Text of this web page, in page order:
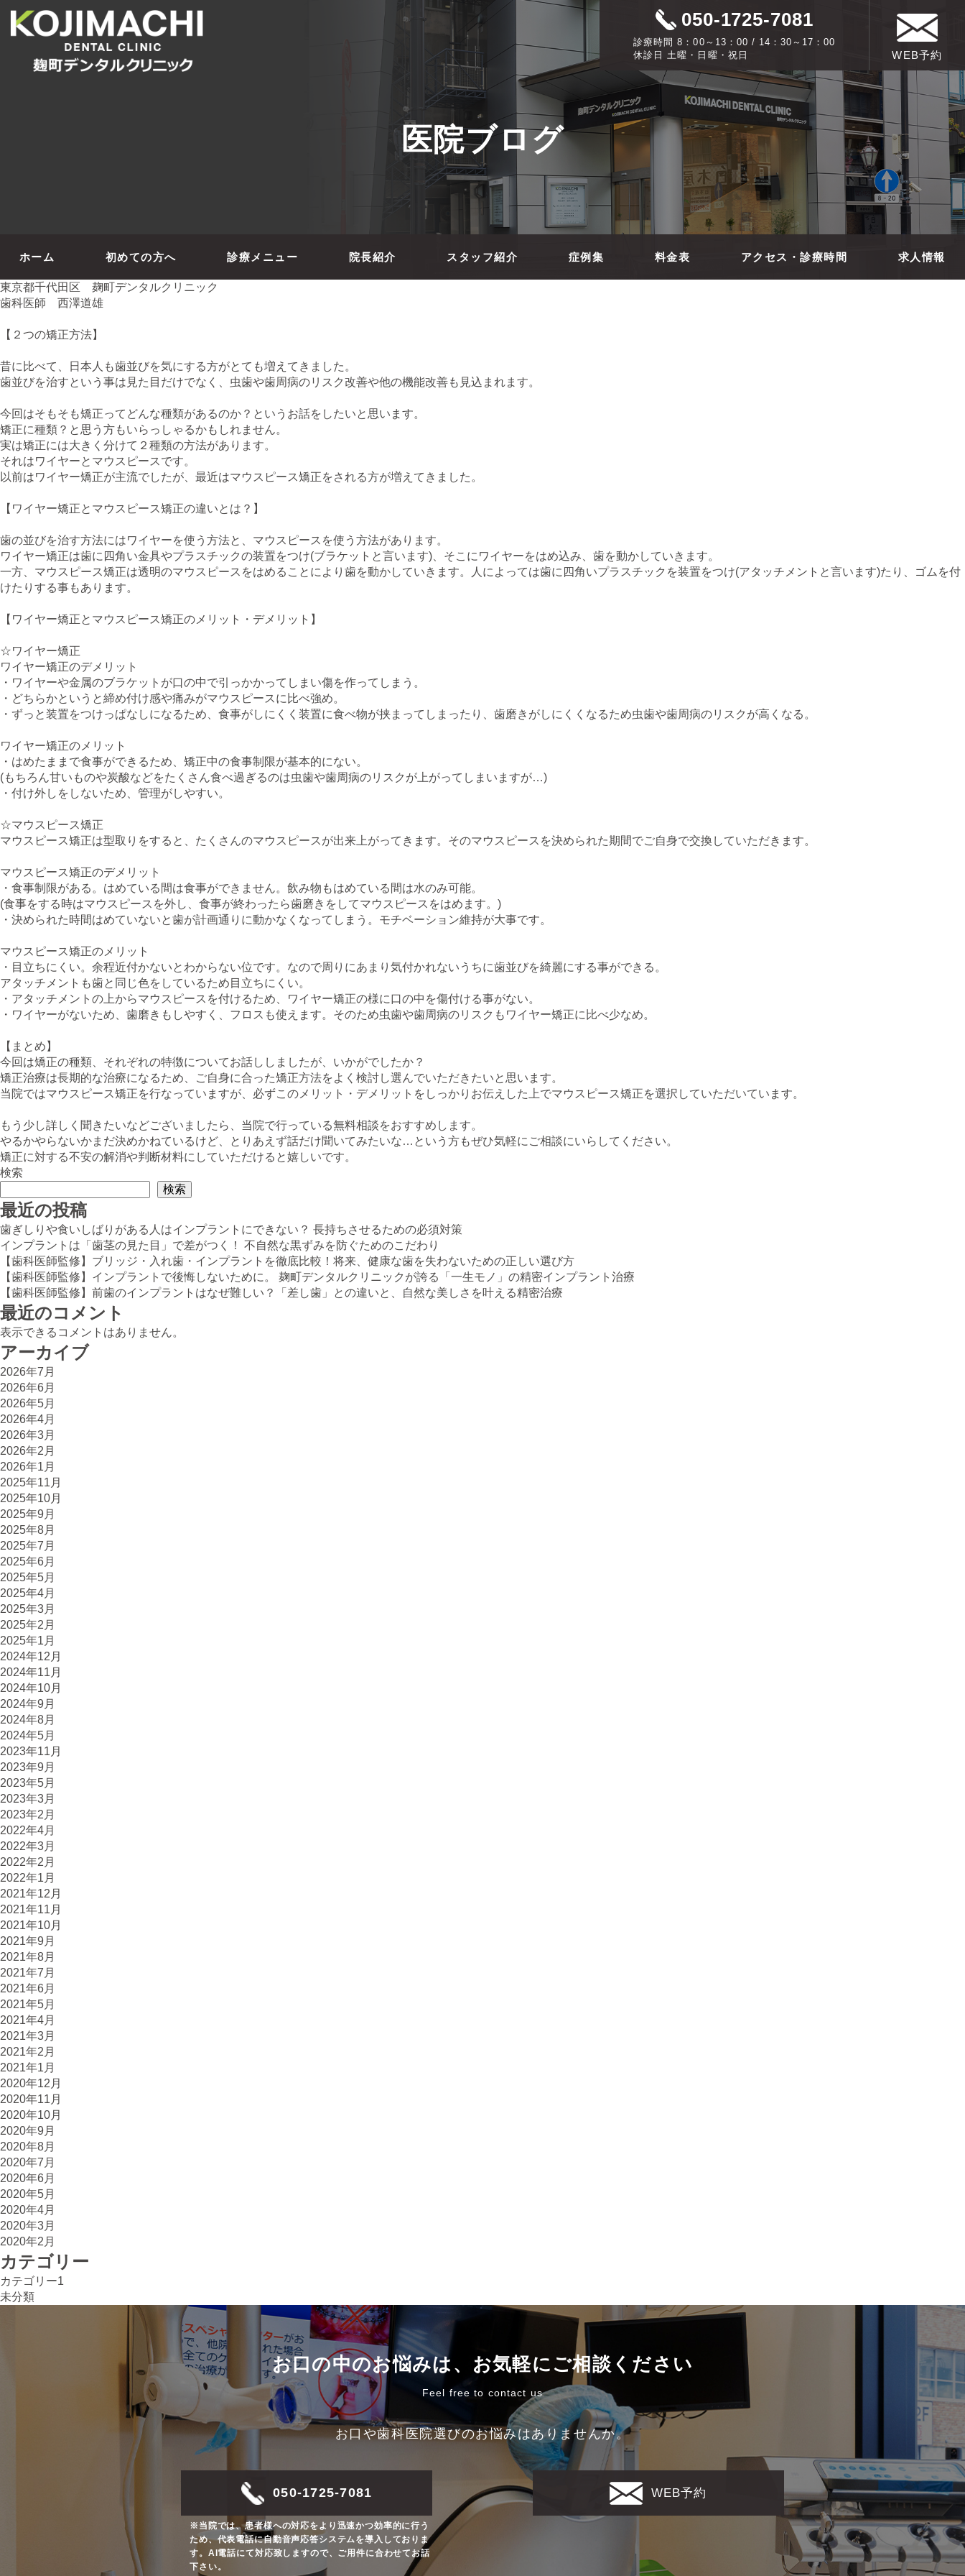
050-1725-7081
診療時間 8：00～13：00 / 14：30～17：00
休診日 土曜・日曜・祝日
WEB予約
医院ブログ
ホーム 初めての方へ 診療メニュー 院長紹介 スタッフ紹介 症例集 料金表 アクセス・診療時間 求人情報
東京都千代田区 麹町デンタルクリニック
歯科医師 西澤道雄
【２つの矯正方法】
昔に比べて、日本人も歯並びを気にする方がとても増えてきました。
歯並びを治すという事は見た目だけでなく、虫歯や歯周病のリスク改善や他の機能改善も見込まれます。
今回はそもそも矯正ってどんな種類があるのか？というお話をしたいと思います。
矯正に種類？と思う方もいらっしゃるかもしれません。
実は矯正には大きく分けて２種類の方法があります。
それはワイヤーとマウスピースです。
以前はワイヤー矯正が主流でしたが、最近はマウスピース矯正をされる方が増えてきました。
【ワイヤー矯正とマウスピース矯正の違いとは？】
歯の並びを治す方法にはワイヤーを使う方法と、マウスピースを使う方法があります。
ワイヤー矯正は歯に四角い金具やプラスチックの装置をつけ(ブラケットと言います)、そこにワイヤーをはめ込み、歯を動かしていきます。
一方、マウスピース矯正は透明のマウスピースをはめることにより歯を動かしていきます。人によっては歯に四角いプラスチックを装置をつけ(アタッチメントと言います)たり、ゴムを付
けたりする事もあります。
【ワイヤー矯正とマウスピース矯正のメリット・デメリット】
☆ワイヤー矯正
ワイヤー矯正のデメリット
・ワイヤーや金属のブラケットが口の中で引っかかってしまい傷を作ってしまう。
・どちらかというと締め付け感や痛みがマウスピースに比べ強め。
・ずっと装置をつけっぱなしになるため、食事がしにくく装置に食べ物が挟まってしまったり、歯磨きがしにくくなるため虫歯や歯周病のリスクが高くなる。
ワイヤー矯正のメリット
・はめたままで食事ができるため、矯正中の食事制限が基本的にない。
(もちろん甘いものや炭酸などをたくさん食べ過ぎるのは虫歯や歯周病のリスクが上がってしまいますが…)
・付け外しをしないため、管理がしやすい。
☆マウスピース矯正
マウスピース矯正は型取りをすると、たくさんのマウスピースが出来上がってきます。そのマウスピースを決められた期間でご自身で交換していただきます。
マウスピース矯正のデメリット
・食事制限がある。はめている間は食事ができません。飲み物もはめている間は水のみ可能。
(食事をする時はマウスピースを外し、食事が終わったら歯磨きをしてマウスピースをはめます。)
・決められた時間はめていないと歯が計画通りに動かなくなってしまう。モチベーション維持が大事です。
マウスピース矯正のメリット
・目立ちにくい。余程近付かないとわからない位です。なので周りにあまり気付かれないうちに歯並びを綺麗にする事ができる。
アタッチメントも歯と同じ色をしているため目立ちにくい。
・アタッチメントの上からマウスピースを付けるため、ワイヤー矯正の様に口の中を傷付ける事がない。
・ワイヤーがないため、歯磨きもしやすく、フロスも使えます。そのため虫歯や歯周病のリスクもワイヤー矯正に比べ少なめ。
【まとめ】
今回は矯正の種類、それぞれの特徴についてお話ししましたが、いかがでしたか？
矯正治療は長期的な治療になるため、ご自身に合った矯正方法をよく検討し選んでいただきたいと思います。
当院ではマウスピース矯正を行なっていますが、必ずこのメリット・デメリットをしっかりお伝えした上でマウスピース矯正を選択していただいています。
もう少し詳しく聞きたいなどございましたら、当院で行っている無料相談をおすすめします。
やるかやらないかまだ決めかねているけど、とりあえず話だけ聞いてみたいな…という方もぜひ気軽にご相談にいらしてください。
矯正に対する不安の解消や判断材料にしていただけると嬉しいです。
検索
検索
最近の投稿
歯ぎしりや食いしばりがある人はインプラントにできない？ 長持ちさせるための必須対策
インプラントは「歯茎の見た目」で差がつく！ 不自然な黒ずみを防ぐためのこだわり
【歯科医師監修】ブリッジ・入れ歯・インプラントを徹底比較！将来、健康な歯を失わないための正しい選び方
【歯科医師監修】インプラントで後悔しないために。 麹町デンタルクリニックが誇る「一生モノ」の精密インプラント治療
【歯科医師監修】前歯のインプラントはなぜ難しい？「差し歯」との違いと、自然な美しさを叶える精密治療
最近のコメント
表示できるコメントはありません。
アーカイブ
2026年7月
2026年6月
2026年5月
2026年4月
2026年3月
2026年2月
2026年1月
2025年11月
2025年10月
2025年9月
2025年8月
2025年7月
2025年6月
2025年5月
2025年4月
2025年3月
2025年2月
2025年1月
2024年12月
2024年11月
2024年10月
2024年9月
2024年8月
2024年5月
2023年11月
2023年9月
2023年5月
2023年3月
2023年2月
2022年4月
2022年3月
2022年2月
2022年1月
2021年12月
2021年11月
2021年10月
2021年9月
2021年8月
2021年7月
2021年6月
2021年5月
2021年4月
2021年3月
2021年2月
2021年1月
2020年12月
2020年11月
2020年10月
2020年9月
2020年8月
2020年7月
2020年6月
2020年5月
2020年4月
2020年3月
2020年2月
カテゴリー
カテゴリー1
未分類
お口の中のお悩みは、 お気軽にご相談ください
Feel free to contact us
お口や歯科医院選びのお悩みはありませんか。
050-1725-7081
※当院では、患者様への対応をより迅速かつ効率的に行う
ため、代表電話に自動音声応答システムを導入しておりま
す。AI電話にて対応致しますので、ご用件に合わせてお話
下さい。
WEB予約